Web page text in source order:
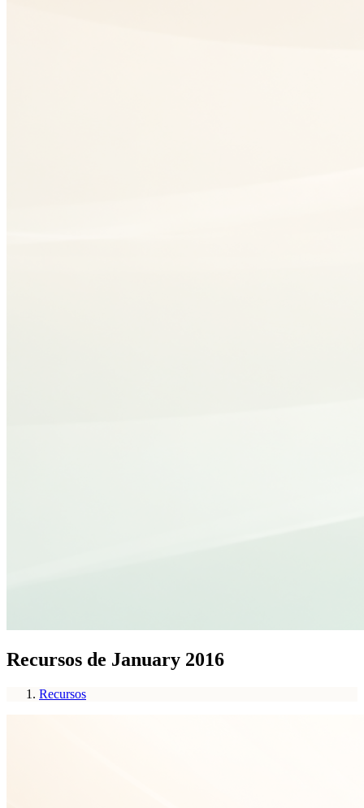
Recursos de January 2016
Recursos